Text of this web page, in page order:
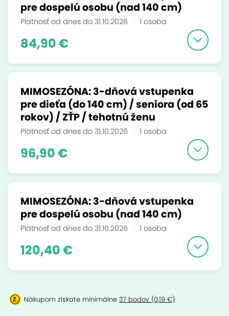
pre dospelú osobu (nad 140 cm)
Platnosť od dnes do 31.10.2026 1 osoba
84,90 €
MIMOSEZÓNA: 3-dňová vstupenka
pre dieťa (do 140 cm) / seniora (od 65
rokov) / ZŤP / tehotnú ženu
Platnosť od dnes do 31.10.2026 1 osoba
96,90 €
MIMOSEZÓNA: 3-dňová vstupenka
pre dospelú osobu (nad 140 cm)
Platnosť od dnes do 31.10.2026 1 osoba
120,40 €
Nákupom získate minimálne 37 bodov (0,19 €)